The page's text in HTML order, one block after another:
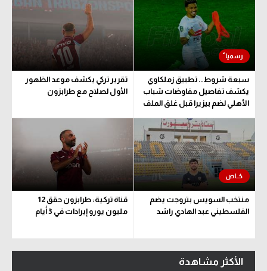
سبعة شروط.. تطبيق زملكاوي
يكشف تفاصيل مفاوضات شباب
الأهلي لضم بيزيرا قبل غلق الملف
تقرير تركي يكشف موعد الظهور
الأول لصلاح مع طرابزون
منتخب السويس بتروجت يضم
الفلسطيني عبد الهادي راشد
قناة تركية: طرابزون حقق 12
مليون يورو إيرادات في 3 أيام
الأكثر مشاهدة